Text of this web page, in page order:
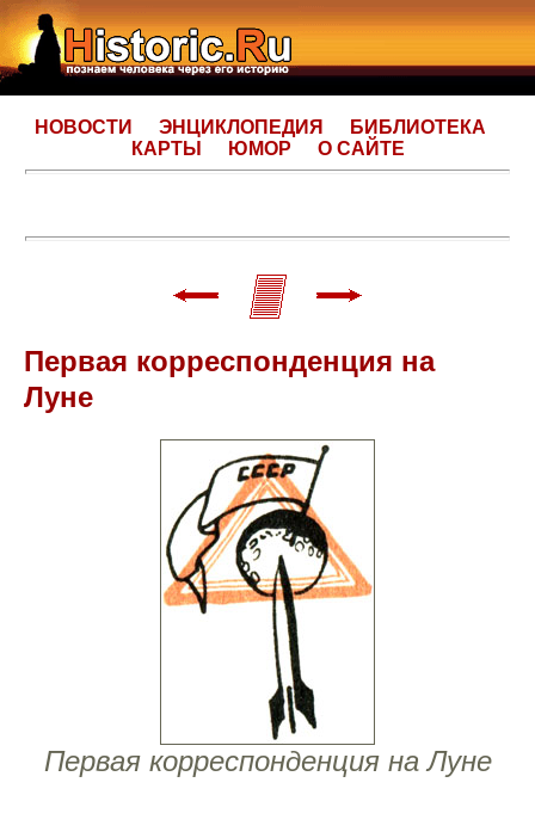
НОВОСТИ ЭНЦИКЛОПЕДИЯ
БИБЛИОТЕКА
КАРТЫ
ЮМОР О САЙТЕ
Первая корреспонденция на
Луне
Первая корреспонденция на Луне